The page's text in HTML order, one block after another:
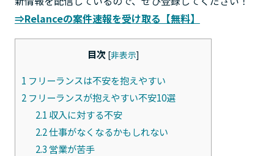
⇒Relanceの案件速報を受け取る【無料】
目次 [非表示]
1 フリーランスは不安を抱えやすい
2フリーランスが抱えやすい不安10選
2.1 収入に対する不安
2.2仕事がなくなるかもしれない
2.3 営業が苦手